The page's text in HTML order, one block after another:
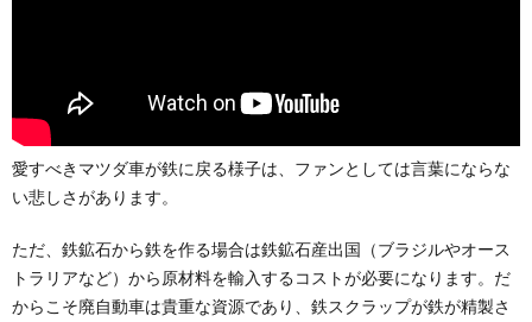
愛すべきマツダ車が鉄に戻る様子は、ファンとしては言葉にならな
い悲しさがあります。
ただ、鉄鉱石から鉄を作る場合は鉄鉱石産出国（ブラジルやオース
トラリアなど）から原材料を輸入するコストが必要になります。だ
からこそ廃自動車は貴重な資源であり、鉄スクラップが鉄が精製さ